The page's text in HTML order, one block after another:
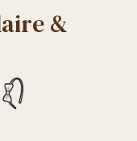
&